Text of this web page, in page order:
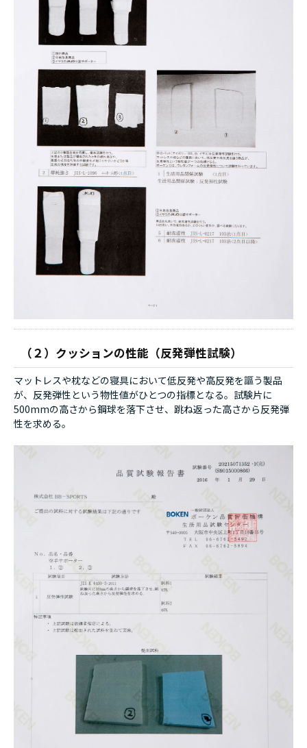
（２）クッションの性能（反発弾性試験）
マットレスや枕などの寝具において低反発や高反発を謳う製品
が、反発弾性という物性値がひとつの指標となる。試験片に
500mmの高さから鋼球を落下させ、跳ね返った高さから反発弾
性を求める。